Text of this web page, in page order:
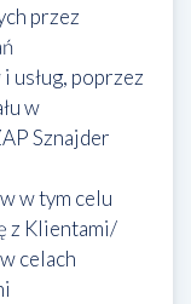
przez
usług, poprzez
w
Sznajder
w tym celu
z Klientami/
celach